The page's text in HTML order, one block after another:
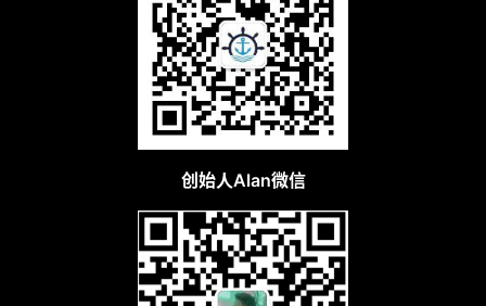
创始人Alan微信